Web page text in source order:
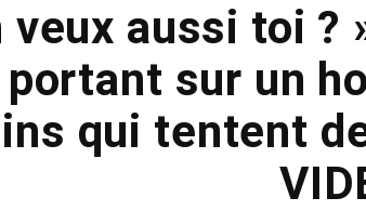
veux aussi toi
sur un
qui tentent